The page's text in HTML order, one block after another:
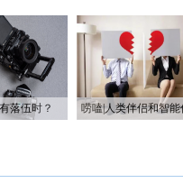
落伍时？